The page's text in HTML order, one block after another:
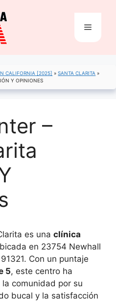
Menú
CALIFORNIA [2025] »SANTA CLARITA »
Y OPINIONES
–
es una clínica
en 23754 Newhall
Con un puntaje
5, este centro ha
comunidad por su
bucal y la satisfacción